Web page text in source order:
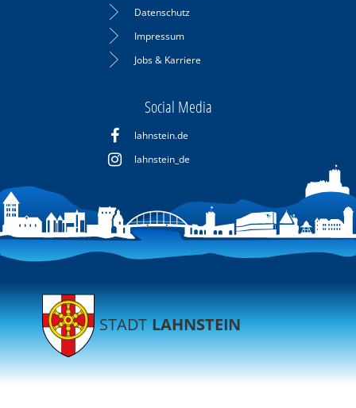
Datenschutz
Impressum
Jobs & Karriere
Social Media
lahnstein.de
lahnstein_de
STADTLAHNSTEIN